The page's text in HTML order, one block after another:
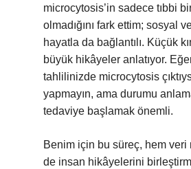
microcytosis’in sadece tıbbi
olmadığını fark ettim; sosyal
hayatla da bağlantılı. Küçük
büyük hikâyeler anlatıyor.
tahlilinizde microcytosis
yapmayın, ama durumu
tedaviye başlamak önemli.
Benim için bu süreç, hem veri
de insan hikâyelerini